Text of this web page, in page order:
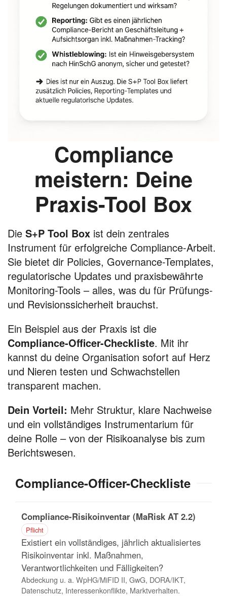
Compliance
meistern: Deine
Praxis-Tool Box
Die S+P Tool Box ist dein zentrales
Instrument für erfolgreiche Compliance-Arbeit.
Sie bietet dir Policies, Governance-Templates,
regulatorische Updates und praxisbewährte
Monitoring-Tools – alles, was du für Prüfungs-
und Revisionssicherheit brauchst.
Ein Beispiel aus der Praxis ist die
Compliance-Officer-Checkliste. Mit ihr
kannst du deine Organisation sofort auf Herz
und Nieren testen und Schwachstellen
transparent machen.
Dein Vorteil: Mehr Struktur, klare Nachweise
und ein vollständiges Instrumentarium für
deine Rolle – von der Risikoanalyse bis zum
Berichtswesen.
Compliance-Officer-Checkliste
Compliance-Risikoinventar (MaRisk AT 2.2)
Pflicht
Existiert ein vollständiges, jährlich aktualisiertes
Risikoinventar inkl. Maßnahmen,
Verantwortlichkeiten und Fälligkeiten?
Abdeckung u. a. WpHG/MiFID II, GwG, DORA/IKT,
Datenschutz, Interessenkonflikte, Marktverhalten.